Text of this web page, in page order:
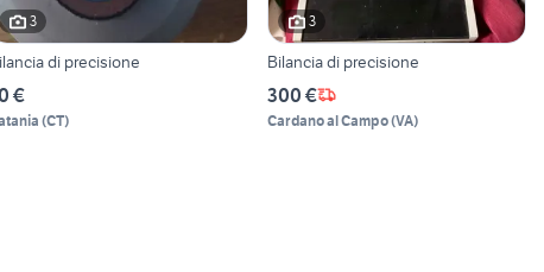
3
di precisione
€
(CT)
3
Bilancia di precisione
300 €
Cardano al Campo(VA)